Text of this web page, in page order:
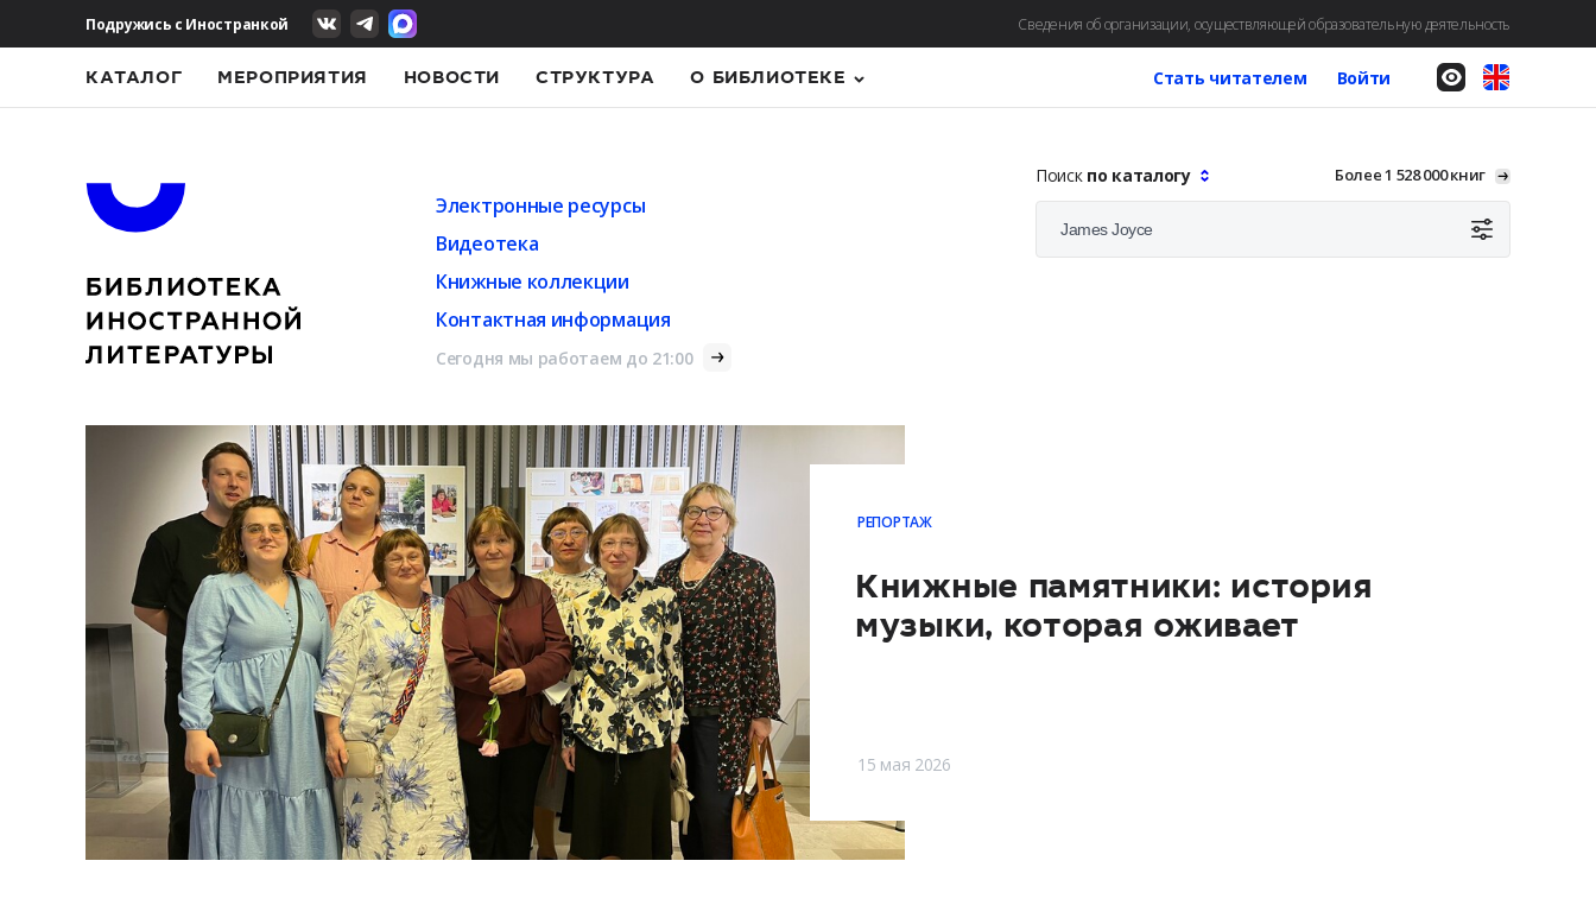
Подружись с Иностранкой Сведения об организации, осуществляющей образовательную деятельность
КАТАЛОГ МЕРОПРИЯТИЯ НОВОСТИ СТРУКТУРА О БИБЛИОТЕКЕ Стать читателем Войти
Электронные ресурсы
Видеотека
Книжные коллекции
Контактная информация
Сегодня мы работаем до 21:00
Поиск по каталогу Более 1 528 000 книг
РЕПОРТАЖ
Книжные памятники: история
музыки, которая оживает
15 мая 2026